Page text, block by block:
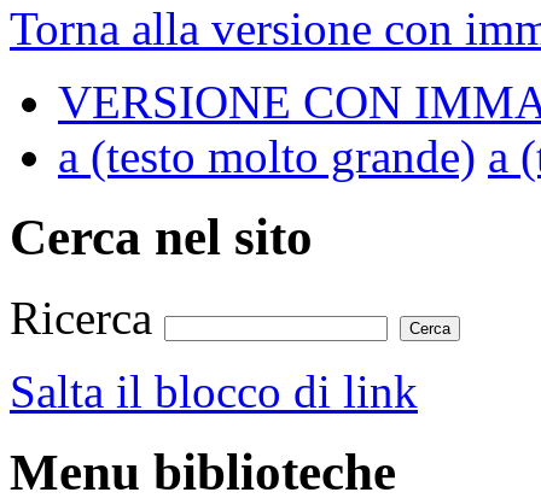
Torna alla versione con
VERSIONE CON
a (testo molto grande) a
Cerca nel sito
Ricerca
Salta il blocco di link
Menu biblioteche